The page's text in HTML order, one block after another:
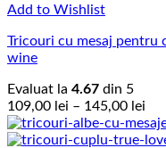
Add to Wishlist
Tricouri cu mesaj pentru
wine
Evaluat la 4.67 din 5
109,00 lei – 145,00 lei
de